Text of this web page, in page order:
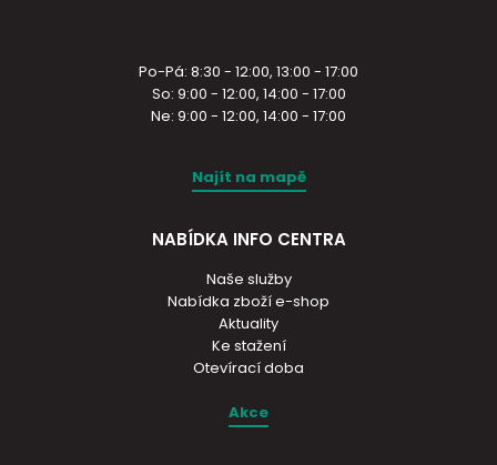
Po-Pá: 8:30 - 12:00, 13:00 - 17:00
So: 9:00 - 12:00, 14:00 - 17:00
Ne: 9:00 - 12:00, 14:00 - 17:00
Najít na mapě
NABÍDKA INFO CENTRA
Naše služby
Nabídka zboží e-shop
Aktuality
Ke stažení
Otevírací doba
Akce